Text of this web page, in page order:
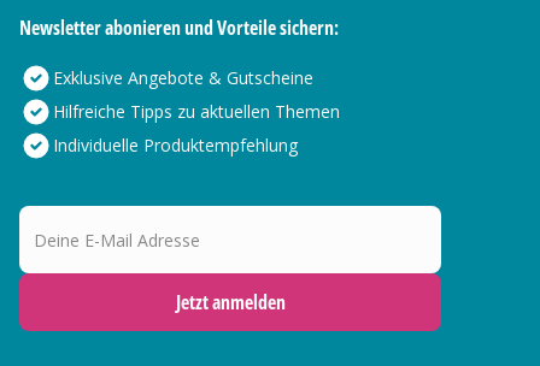
Newsletter abonieren und Vorteile sichern:
Exklusive Angebote & Gutscheine
Hilfreiche Tipps zu aktuellen Themen
Individuelle Produktempfehlung
Deine E-Mail Adresse
Jetzt anmelden